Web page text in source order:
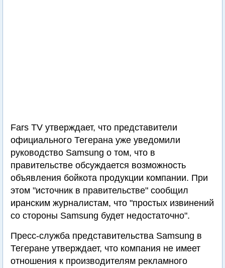
Fars TV утверждает, что представители
официального Тегерана уже уведомили
руководство Samsung о том, что в
правительстве обсуждается возможность
объявления бойкота продукции компании. При
этом "источник в правительстве" сообщил
иранским журналистам, что "простых извинений
со стороны Samsung будет недостаточно".
Пресс-служба представительства Samsung в
Тегеране утверждает, что компания не имеет
отношения к производителям рекламного